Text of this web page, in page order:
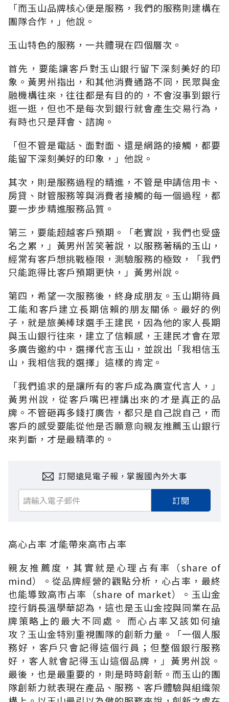
「而玉山品牌核心便是服務，我們的服務則建構在
團隊合作，」他說。
玉山特色的服務，一共體現在四個層次。
首先，要能讓客戶對玉山銀行留下深刻美好的印
象。黃男州指出，和其他消費通路不同，民眾與金
融機構往來，往往都是有目的的，不會沒事到銀行
逛一逛，但也不是每次到銀行就會產生交易行為，
有時也只是拜會、諮詢。
「但不管是電話、面對面、還是網路的接觸，都要
能留下深刻美好的印象，」他說。
其次，則是服務過程的精進，不管是申請信用卡、
房貸、財管服務等與消費者接觸的每一個過程，都
要一步步精進服務品質。
第三，要能超越客戶預期。「老實說，我們也受盛
名之累，」黃男州苦笑著說，以服務著稱的玉山，
經常有客戶想挑戰極限，測驗服務的極致，「我們
只能跑得比客戶預期更快，」黃男州說。
第四，希望一次服務後，終身成朋友。玉山期待員
工能和客戶建立長期信賴的朋友關係。最好的例
子，就是旅美棒球選手王建民，因為他的家人長期
與玉山銀行往來，建立了信賴感，王建民才會在眾
多廣告邀約中，選擇代言玉山，並說出「我相信玉
山，我相信我的選擇」這樣的肯定。
「我們追求的是讓所有的客戶成為廣宣代言人，」
黃男州說，從客戶嘴巴裡講出來的才是真正的品
牌。不管砸再多錢打廣告，都只是自己說自己，而
客戶的感受要能從他是否願意向親友推薦玉山銀行
來判斷，才是最精準的。
訂閱遠見電子報，掌握國內外大事
訂閱
高心占率 才能帶來高市占率
親友推薦度，其實就是心理占有率（share of
mind）。從品牌經營的觀點分析，心占率，最終
也能導致高市占率（share of market）。玉山金
控行銷長溫學華認為，這也是玉山金控與同業在品
牌策略上的最大不同處。 而心占率又該如何搶
攻？玉山金特別重視團隊的創新力量。「一個人服
務好，客戶只會記得這個行員；但整個銀行服務
好，客人就會記得玉山這個品牌，」黃男州說。
最後，也是最重要的，則是時時創新。而玉山的團
隊創新力就表現在產品、服務、客戶體驗與組織架